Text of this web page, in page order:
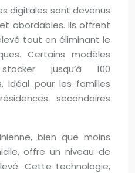
digitales sont devenus
abordables. Ils offrent
tout en éliminant le
Certains modèles
jusqu’à 100
idéal pour les familles
secondaires
bien que moins
offre un niveau de
Cette technologie,